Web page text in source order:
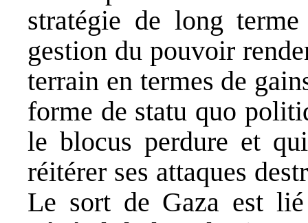
stratégie de long
gestion du pouvoir
terrain en termes de
forme de statu quo
le blocus perdure et
réitérer ses attaques
Le sort de Gaza est